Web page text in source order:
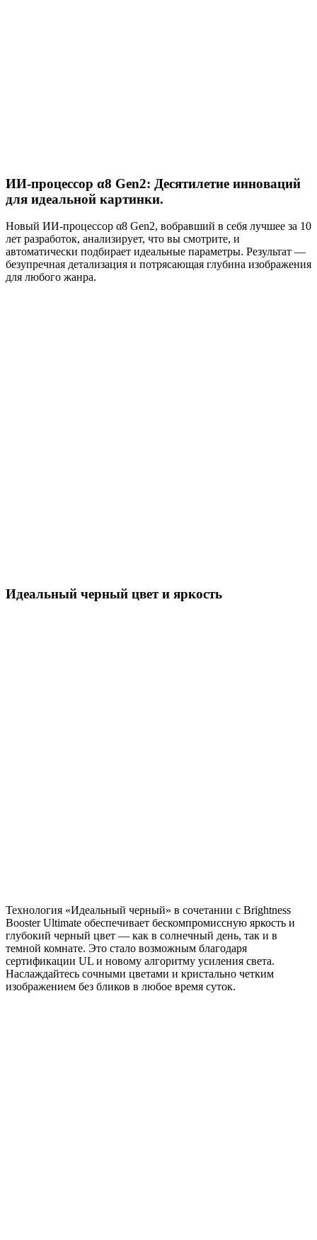
ИИ-процессор α8 Gen2: Десятилетие инноваций
для идеальной картинки.
Новый ИИ-процессор α8 Gen2, вобравший в себя лучшее за 10
лет разработок, анализирует, что вы смотрите, и
автоматически подбирает идеальные параметры. Результат —
безупречная детализация и потрясающая глубина изображения
для любого жанра.
Идеальный черный цвет и яркость
Технология «Идеальный черный» в сочетании с Brightness
Booster Ultimate обеспечивает бескомпромиссную яркость и
глубокий черный цвет — как в солнечный день, так и в
темной комнате. Это стало возможным благодаря
сертификации UL и новому алгоритму усиления света.
Наслаждайтесь сочными цветами и кристально четким
изображением без бликов в любое время суток.